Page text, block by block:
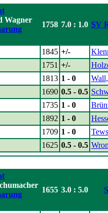
1758 7.0 : 1.0 SV
1845 +/-
1751 +/-
1813 1 - 0
1690 0.5 - 0.5
1735 1 - 0
1892 1 - 0
1709 1 - 0
1625 0.5 - 0.5
1655 3.0 : 5.0